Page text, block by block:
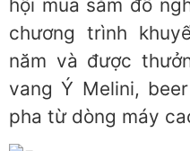
hội mua sắm đồ
chương trình
năm và được
vang Ý Melini,
pha từ dòng máy